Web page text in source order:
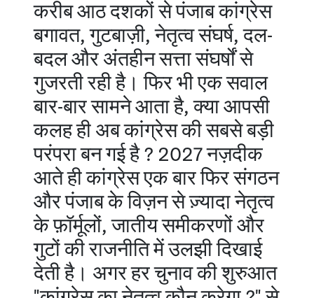
करीब आठ दशकों से पंजाब कांग्रेस
बगावत, गुटबाज़ी, नेतृत्व संघर्ष, दल-
बदल और अंतहीन सत्ता संघर्षों से
गुजरती रही है। फिर भी एक सवाल
बार-बार सामने आता है, क्या आपसी
कलह ही अब कांग्रेस की सबसे बड़ी
परंपरा बन गई है ? 2027 नज़दीक
आते ही कांग्रेस एक बार फिर संगठन
और पंजाब के विज़न से ज़्यादा नेतृत्व
के फ़ॉर्मूलों, जातीय समीकरणों और
गुटों की राजनीति में उलझी दिखाई
देती है। अगर हर चुनाव की शुरुआत